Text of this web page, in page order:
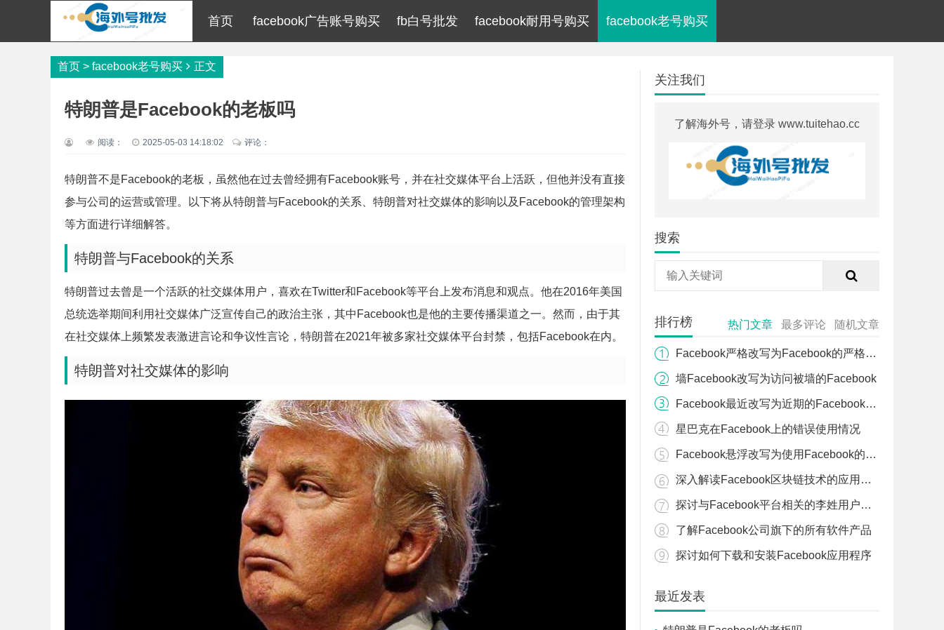
首页 facebook广告账号购买 fb白号批发 facebook耐用号购买 facebook老号购买
首页 > facebook老号购买 正文
特朗普是Facebook的老板吗
阅读： 2025-05-03 14:18:02 评论：
特朗普不是Facebook的老板，虽然他在过去曾经拥有Facebook账号，并在社交媒体平台上活跃，但他并没有直接
参与公司的运营或管理。以下将从特朗普与Facebook的关系、特朗普对社交媒体的影响以及Facebook的管理架构
等方面进行详细解答。
特朗普与Facebook的关系
特朗普过去曾是一个活跃的社交媒体用户，喜欢在Twitter和Facebook等平台上发布消息和观点。他在2016年美国
总统选举期间利用社交媒体广泛宣传自己的政治主张，其中Facebook也是他的主要传播渠道之一。然而，由于其
在社交媒体上频繁发表激进言论和争议性言论，特朗普在2021年被多家社交媒体平台封禁，包括Facebook在内。
特朗普对社交媒体的影响
关注我们
了解海外号，请登录 www.tuitehao.cc
搜索
排行榜 热门文章 最多评论 随机文章
Facebook严格改写为Facebook的严格政策
墙Facebook改写为访问被墙的Facebook
Facebook最近改写为近期的Facebook动态
星巴克在Facebook上的错误使用情况
Facebook悬浮改写为使用Facebook的悬浮窗功能
深入解读Facebook区块链技术的应用与潜力
探讨与Facebook平台相关的李姓用户或个人
了解Facebook公司旗下的所有软件产品
探讨如何下载和安装Facebook应用程序
最近发表